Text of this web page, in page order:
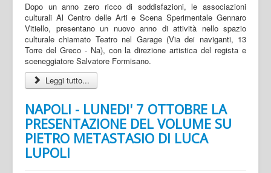
Dopo un anno zero ricco di soddisfazioni, le associazioni
culturali Al Centro delle Arti e Scena Sperimentale Gennaro
Vitiello, presentano un nuovo anno di attività nello spazio
culturale chiamato Teatro nel Garage (Via dei naviganti, 13
Torre del Greco - Na), con la direzione artistica del regista e
sceneggiatore Salvatore Formisano.
Leggi tutto...
NAPOLI - LUNEDI' 7 OTTOBRE LA
PRESENTAZIONE DEL VOLUME SU
PIETRO METASTASIO DI LUCA
LUPOLI